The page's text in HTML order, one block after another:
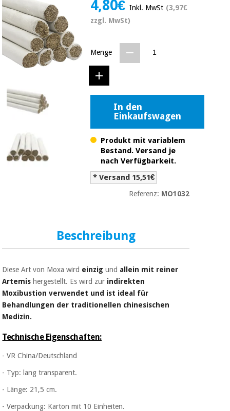
Angebote
Fisaude
Academy
Traditionelle
chinesische
medizin
Klinische
möbel
Therapeutische
schränke
schutzmaterial
für
coronaviren
spiele
Sanitärkleiderschränke
Veterinärmedizin
Chirurgische
instrumente
(ausverkauf)
Nachricht
Medizinische
ausrüstung
Traditionelle
chinesische
medizin
Klinische
möbel
Therapeutische
schränke
Aerobic,
und
pilates
Sport
spiele
Sanitärkleiderschränke
Veterinärmedizin
4,80€ Inkl. MwSt (3,97€
zzgl. MwSt)
Menge
In den
Einkaufswagen
Produkt mit variablem
Bestand. Versand je
nach Verfügbarkeit.
* Versand 15,51€
Referenz: MO1032
Beschreibung
Diese Art von Moxa wird einzig und allein mit reiner
Artemis hergestellt. Es wird zur indirekten
Moxibustion verwendet und ist ideal für
Behandlungen der traditionellen chinesischen
Medizin.
Technische Eigenschaften:
- VR China/Deutschland
- Typ: lang transparent.
- Länge: 21,5 cm.
- Verpackung: Karton mit 10 Einheiten.